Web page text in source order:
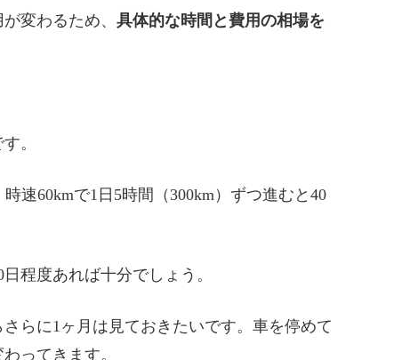
変わるため、具体的な時間と費用の相場を
。
速60kmで1日5時間（300km）ずつ進むと40
程度あれば十分でしょう。
らに1ヶ月は見ておきたいです。車を停めて
ってきます。